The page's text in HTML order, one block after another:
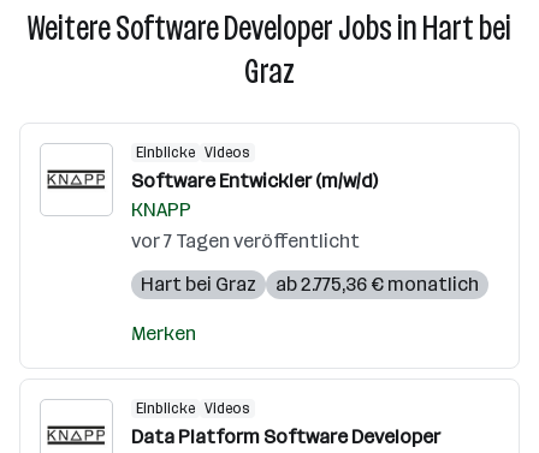
Weitere Software Developer Jobs in Hart bei
Graz
Einblicke Videos
Software Entwickler (m/w/d)
KNAPP
vor 7 Tagen veröffentlicht
Hart bei Graz
ab 2.775,36 € monatlich
Merken
Einblicke Videos
Data Platform Software Developer